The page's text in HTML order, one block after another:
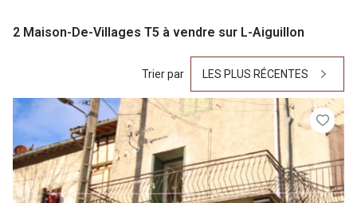
2 Maison-De-Villages T5 à vendre sur L-Aiguillon
Trier par LES PLUS RÉCENTES